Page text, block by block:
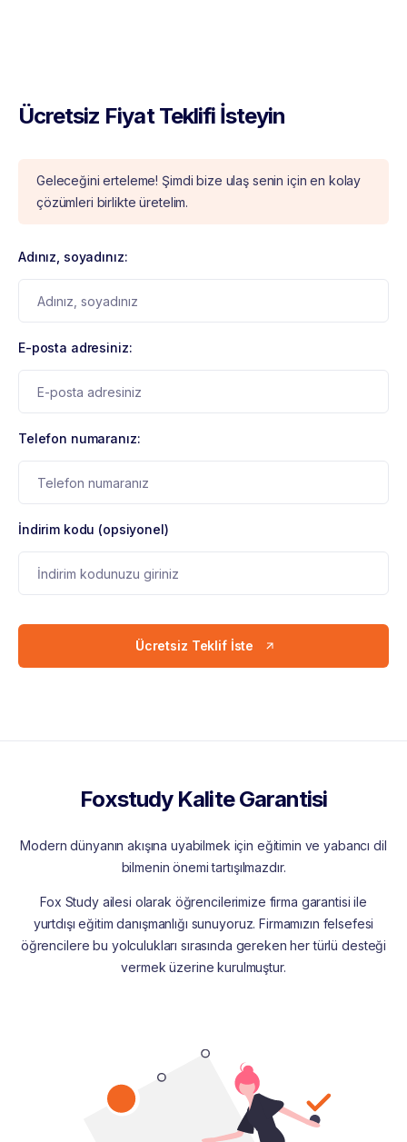
Ücretsiz Fiyat Teklifi İsteyin
Geleceğini erteleme! Şimdi bize ulaş senin için en kolay
çözümleri birlikte üretelim.
Adınız, soyadınız:
E-posta adresiniz:
Telefon numaranız:
İndirim kodu (opsiyonel)
Ücretsiz Teklif İste
Foxstudy Kalite Garantisi
Modern dünyanın akışına uyabilmek için eğitimin ve yabancı dil
bilmenin önemi tartışılmazdır.
Fox Study ailesi olarak öğrencilerimize firma garantisi ile
yurtdışı eğitim danışmanlığı sunuyoruz. Firmamızın felsefesi
öğrencilere bu yolculukları sırasında gereken her türlü desteği
vermek üzerine kurulmuştur.